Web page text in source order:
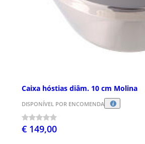
Caixa hóstias diâm. 10 cm Molina
DISPONÍVEL POR ENCOMENDA
€ 149,00